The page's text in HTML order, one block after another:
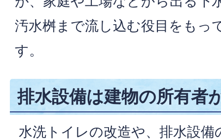
汚水桝まで流し込む役目をもっ
す。
排水設備は建物の所有者
水洗トイレの改造や、排水設備